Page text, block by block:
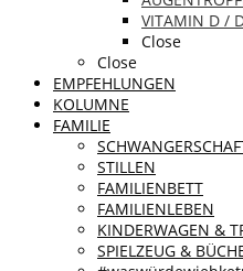
VITAMIN D /
Close
Close
EMPFEHLUNGEN
KOLUMNE
FAMILIE
STILLEN
FAMILIENBETT
FAMILIENLEBEN
KINDERWAGEN &
SPIELZEUG &